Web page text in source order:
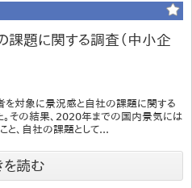
題に関する調査（中小企
を対象に景況感と自社の課題に関する
。その結果、2020年までの国内景気には
と、自社の課題として...
を読む